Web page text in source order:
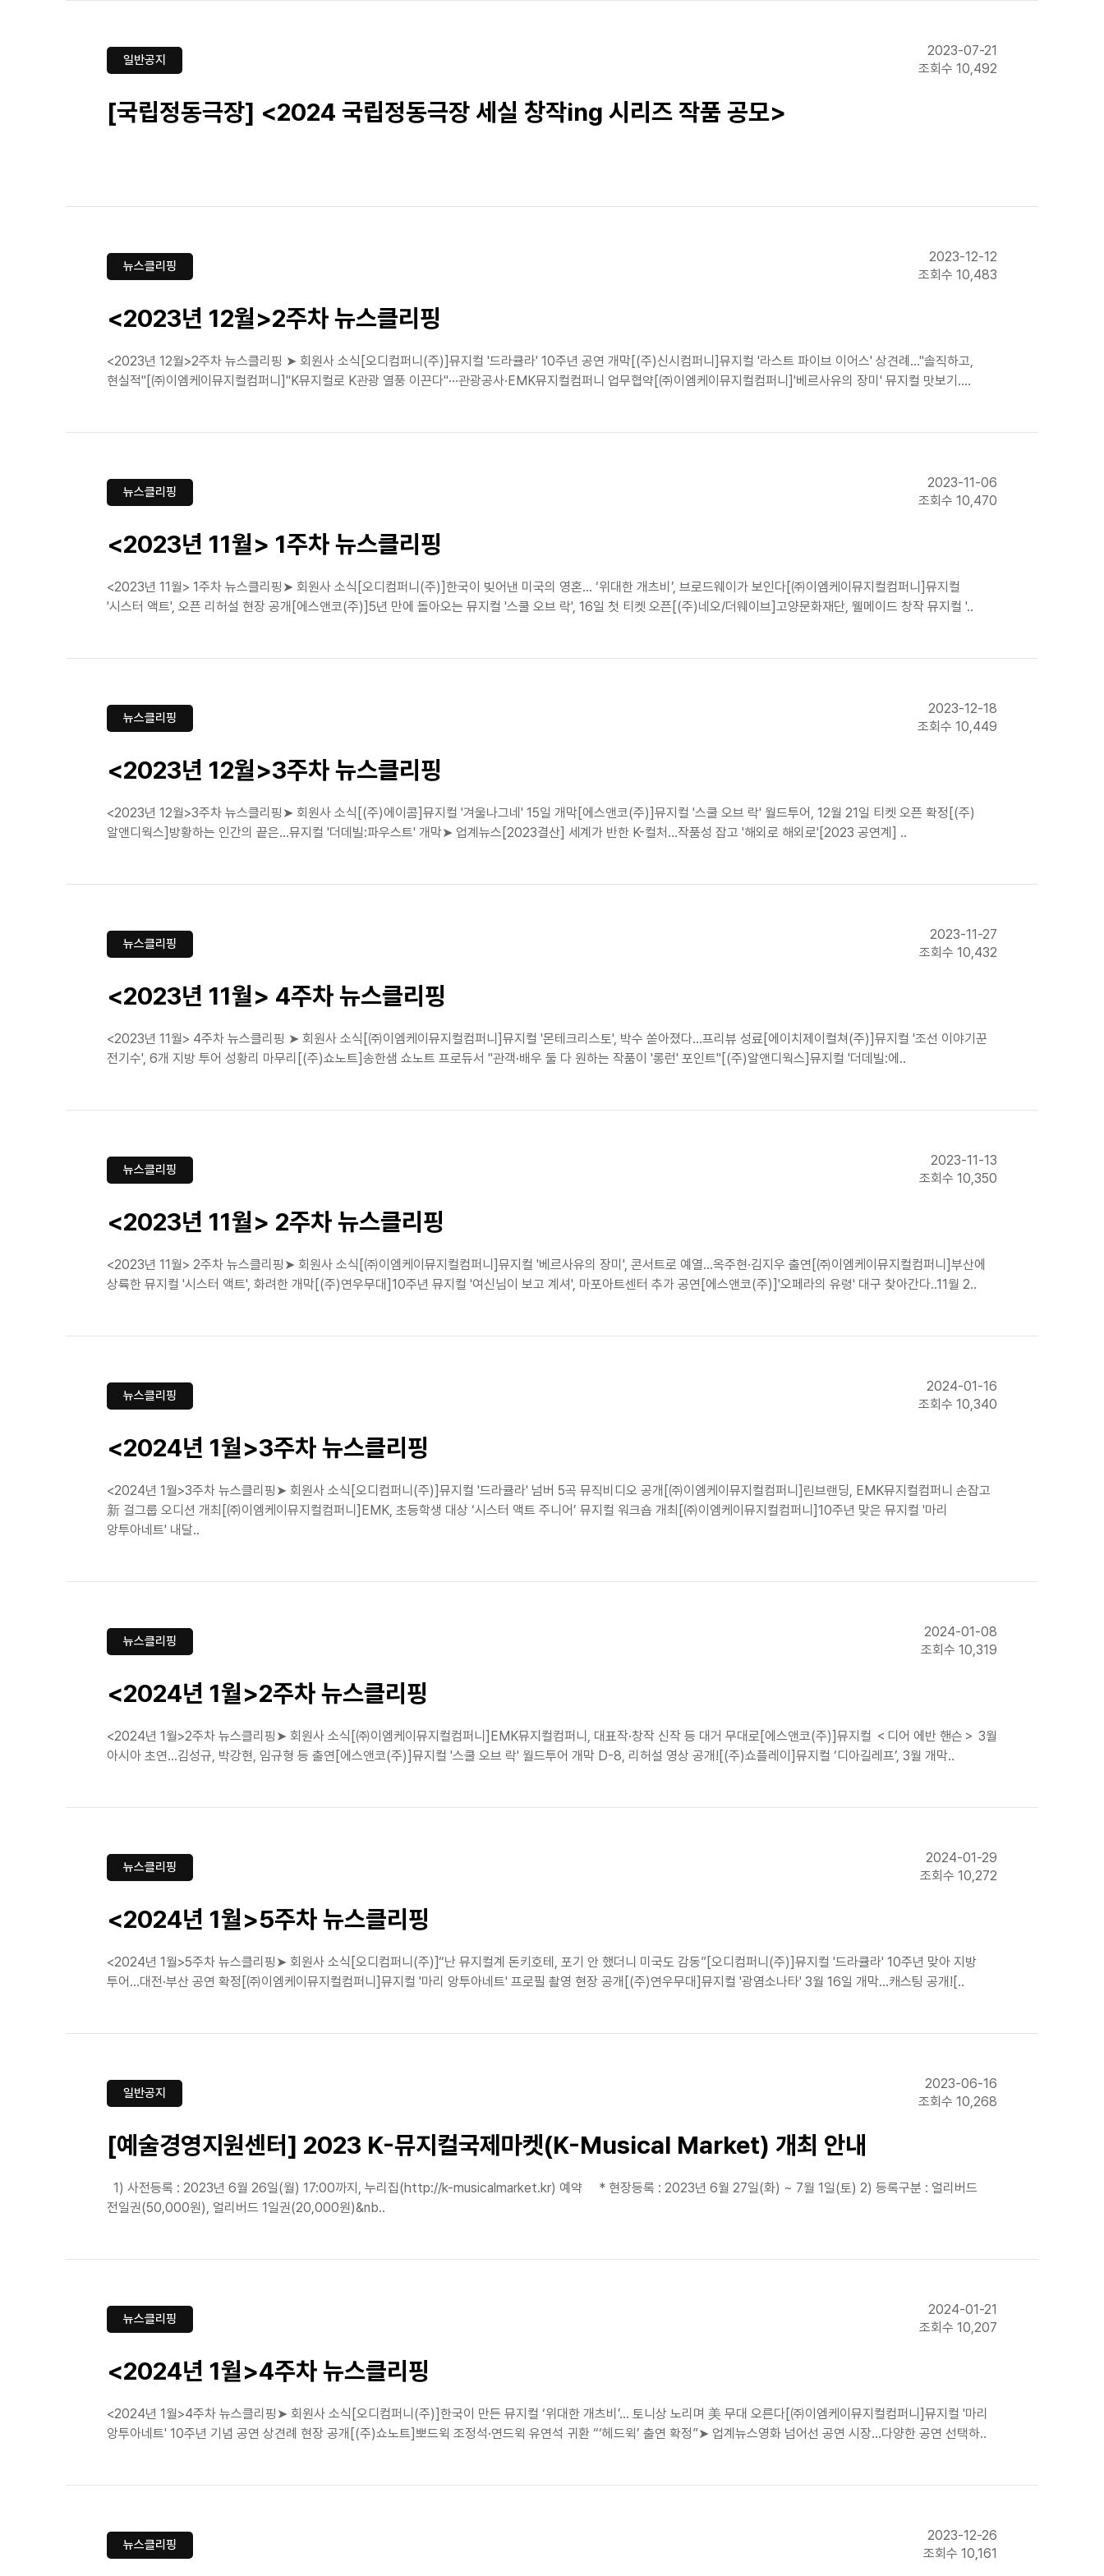
일반공지
2023-07-21
조회수 10,492
[국립정동극장] <2024 국립정동극장 세실 창작ing 시리즈 작품 공모>
뉴스클리핑
2023-12-12
조회수 10,483
<2023년 12월>2주차 뉴스클리핑
<2023년 12월>2주차 뉴스클리핑 ➤ 회원사 소식[오디컴퍼니(주)]뮤지컬 '드라큘라' 10주년 공연 개막[(주)신시컴퍼니]뮤지컬 '라스트 파이브 이어스' 상견례…"솔직하고,
현실적"[㈜이엠케이뮤지컬컴퍼니]"K뮤지컬로 K관광 열풍 이끈다"···관광공사·EMK뮤지컬컴퍼니 업무협약[㈜이엠케이뮤지컬컴퍼니]'베르사유의 장미' 뮤지컬 맛보기....
뉴스클리핑
2023-11-06
조회수 10,470
<2023년 11월> 1주차 뉴스클리핑
<2023년 11월> 1주차 뉴스클리핑➤ 회원사 소식[오디컴퍼니(주)]한국이 빚어낸 미국의 영혼… ‘위대한 개츠비’, 브로드웨이가 보인다[㈜이엠케이뮤지컬컴퍼니]뮤지컬
'시스터 액트', 오픈 리허설 현장 공개[에스앤코(주)]5년 만에 돌아오는 뮤지컬 '스쿨 오브 락', 16일 첫 티켓 오픈[(주)네오/더웨이브]고양문화재단, 웰메이드 창작 뮤지컬 '..
뉴스클리핑
2023-12-18
조회수 10,449
<2023년 12월>3주차 뉴스클리핑
<2023년 12월>3주차 뉴스클리핑➤ 회원사 소식[(주)에이콤]뮤지컬 '겨울나그네' 15일 개막[에스앤코(주)]뮤지컬 '스쿨 오브 락' 월드투어, 12월 21일 티켓 오픈 확정[(주)
알앤디웍스]방황하는 인간의 끝은...뮤지컬 '더데빌:파우스트' 개막➤ 업계뉴스[2023결산] 세계가 반한 K-컬처…작품성 잡고 '해외로 해외로'[2023 공연계] ..
뉴스클리핑
2023-11-27
조회수 10,432
<2023년 11월> 4주차 뉴스클리핑
<2023년 11월> 4주차 뉴스클리핑 ➤ 회원사 소식[㈜이엠케이뮤지컬컴퍼니]뮤지컬 '몬테크리스토', 박수 쏟아졌다...프리뷰 성료[에이치제이컬쳐(주)]뮤지컬 '조선 이야기꾼
전기수', 6개 지방 투어 성황리 마무리[(주)쇼노트]송한샘 쇼노트 프로듀서 "관객·배우 둘 다 원하는 작품이 '롱런' 포인트"[(주)알앤디웍스]뮤지컬 '더데빌:에..
뉴스클리핑
2023-11-13
조회수 10,350
<2023년 11월> 2주차 뉴스클리핑
<2023년 11월> 2주차 뉴스클리핑➤ 회원사 소식[㈜이엠케이뮤지컬컴퍼니]뮤지컬 '베르사유의 장미', 콘서트로 예열…옥주현·김지우 출연[㈜이엠케이뮤지컬컴퍼니]부산에
상륙한 뮤지컬 '시스터 액트', 화려한 개막[(주)연우무대]10주년 뮤지컬 '여신님이 보고 계셔', 마포아트센터 추가 공연[에스앤코(주)]'오페라의 유령' 대구 찾아간다..11월 2..
뉴스클리핑
2024-01-16
조회수 10,340
<2024년 1월>3주차 뉴스클리핑
<2024년 1월>3주차 뉴스클리핑➤ 회원사 소식[오디컴퍼니(주)]뮤지컬 '드라큘라' 넘버 5곡 뮤직비디오 공개[㈜이엠케이뮤지컬컴퍼니]린브랜딩, EMK뮤지컬컴퍼니 손잡고
新 걸그룹 오디션 개최[㈜이엠케이뮤지컬컴퍼니]EMK, 초등학생 대상 ‘시스터 액트 주니어’ 뮤지컬 워크숍 개최[㈜이엠케이뮤지컬컴퍼니]10주년 맞은 뮤지컬 '마리
앙투아네트' 내달..
뉴스클리핑
2024-01-08
조회수 10,319
<2024년 1월>2주차 뉴스클리핑
<2024년 1월>2주차 뉴스클리핑➤ 회원사 소식[㈜이엠케이뮤지컬컴퍼니]EMK뮤지컬컴퍼니, 대표작·창작 신작 등 대거 무대로[에스앤코(주)]뮤지컬 ＜디어 에반 핸슨＞ 3월
아시아 초연…김성규, 박강현, 임규형 등 출연[에스앤코(주)]뮤지컬 '스쿨 오브 락' 월드투어 개막 D-8, 리허설 영상 공개![(주)쇼플레이]뮤지컬 ‘디아길레프’, 3월 개막..
뉴스클리핑
2024-01-29
조회수 10,272
<2024년 1월>5주차 뉴스클리핑
<2024년 1월>5주차 뉴스클리핑➤ 회원사 소식[오디컴퍼니(주)]“난 뮤지컬계 돈키호테, 포기 안 했더니 미국도 감동”[오디컴퍼니(주)]뮤지컬 '드라큘라' 10주년 맞아 지방
투어…대전·부산 공연 확정[㈜이엠케이뮤지컬컴퍼니]뮤지컬 '마리 앙투아네트' 프로필 촬영 현장 공개[(주)연우무대]뮤지컬 '광염소나타' 3월 16일 개막...캐스팅 공개![..
일반공지
2023-06-16
조회수 10,268
[예술경영지원센터] 2023 K-뮤지컬국제마켓(K-Musical Market) 개최 안내
1) 사전등록 : 2023년 6월 26일(월) 17:00까지, 누리집(http://k-musicalmarket.kr) 예약 * 현장등록 : 2023년 6월 27일(화) ~ 7월 1일(토) 2) 등록구분 : 얼리버드
전일권(50,000원), 얼리버드 1일권(20,000원)&nb..
뉴스클리핑
2024-01-21
조회수 10,207
<2024년 1월>4주차 뉴스클리핑
<2024년 1월>4주차 뉴스클리핑➤ 회원사 소식[오디컴퍼니(주)]한국이 만든 뮤지컬 ‘위대한 개츠비’… 토니상 노리며 美 무대 오른다[㈜이엠케이뮤지컬컴퍼니]뮤지컬 '마리
앙투아네트' 10주년 기념 공연 상견례 현장 공개[(주)쇼노트]뽀드윅 조정석·연드윅 유연석 귀환 “‘헤드윅’ 출연 확정”➤ 업계뉴스영화 넘어선 공연 시장...다양한 공연 선택하..
뉴스클리핑
2023-12-26
조회수 10,161